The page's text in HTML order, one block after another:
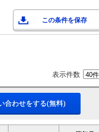
この条件を保存
表示件数
合わせをする(無料)